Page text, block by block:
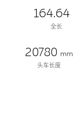
164.64
全长
20780 mm
头车长度